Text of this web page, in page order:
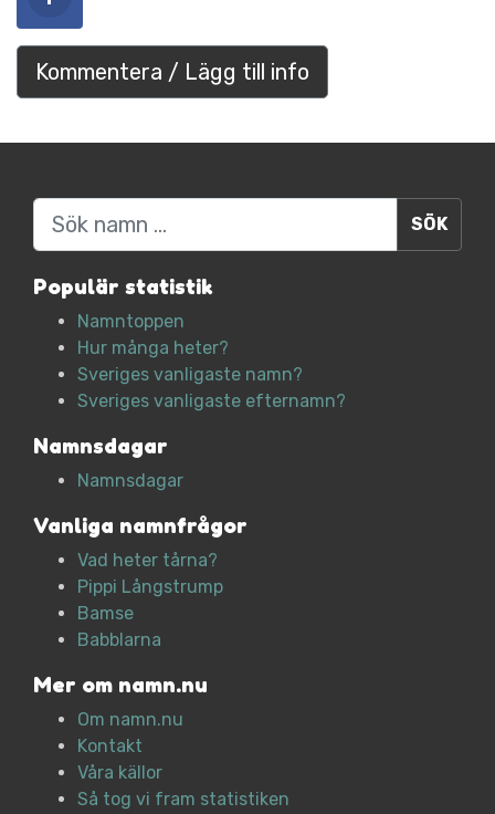
Kommentera / Lägg till info
Sök
Populär statistik
Namntoppen
Hur många heter?
Sveriges vanligaste namn?
Sveriges vanligaste efternamn?
Namnsdagar
Namnsdagar
Vanliga namnfrågor
Vad heter tårna?
Pippi Långstrump
Bamse
Babblarna
Mer om namn.nu
Om namn.nu
Kontakt
Våra källor
Så tog vi fram statistiken